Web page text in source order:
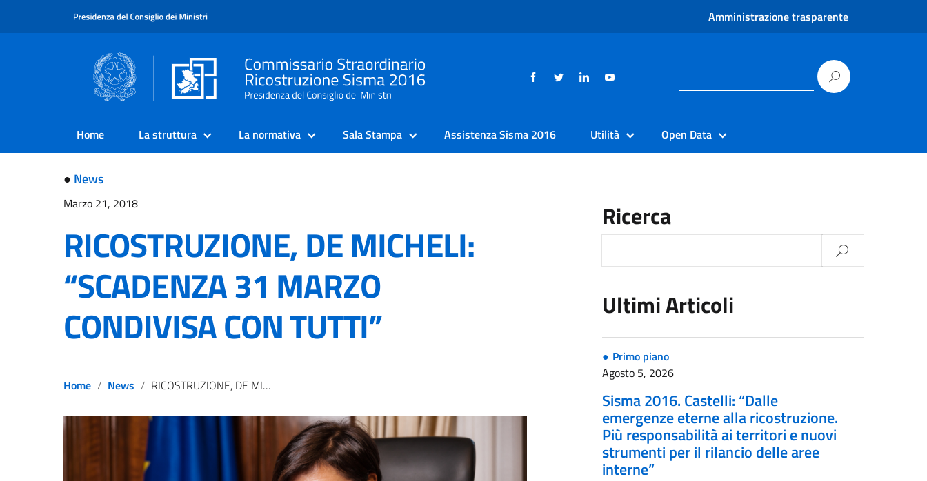
Amministrazione trasparente
Home La struttura La normativa Sala Stampa Assistenza Sisma 2016 Utilità Open Data
● News
Marzo 21, 2018
RICOSTRUZIONE, DE MICHELI:
“SCADENZA 31 MARZO
CONDIVISA CON TUTTI”
Home News RICOSTRUZIONE, DE MICHELI: “SCADENZA 31 MARZO CONDIVISA CON TUTTI”
Ricerca
Ultimi Articoli
Primo piano
Agosto 5, 2026
Sisma 2016. Castelli: “Dalle
emergenze eterne alla ricostruzione.
Più responsabilità ai territori e nuovi
strumenti per il rilancio delle aree
interne”